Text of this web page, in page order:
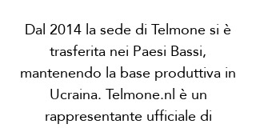
Dal 2014 la sede di Telmone si è
trasferita nei Paesi Bassi,
mantenendo la base produttiva in
Ucraina. Telmone.nl è un
rappresentante ufficiale di